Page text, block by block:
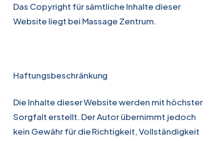
Das Copyright für sämtliche Inhalte dieser
Website liegt bei Massage Zentrum.
Haftungsbeschränkung
Die Inhalte dieser Website werden mit höchster
Sorgfalt erstellt. Der Autor übernimmt jedoch
kein Gewähr für die Richtigkeit, Vollständigkeit